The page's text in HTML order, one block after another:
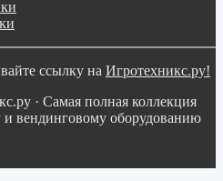
ссылку на Игротехникс.ру!
· Самая полная коллекция
вендинговому оборудованию